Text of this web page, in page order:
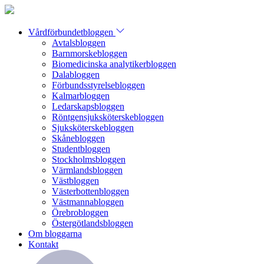
Vårdförbundetbloggen
Avtalsbloggen
Barnmorskebloggen
Biomedicinska analytikerbloggen
Dalabloggen
Förbundsstyrelsebloggen
Kalmarbloggen
Ledarskapsbloggen
Röntgensjuksköterskebloggen
Sjuksköterskebloggen
Skånebloggen
Studentbloggen
Stockholmsbloggen
Värmlandsbloggen
Västbloggen
Västerbottenbloggen
Västmannabloggen
Örebrobloggen
Östergötlandsbloggen
Om bloggarna
Kontakt